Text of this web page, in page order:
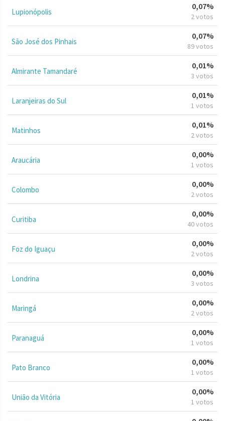
Lupionópolis
0,07%
2 votos
São José dos Pinhais
0,07%
89 votos
Almirante Tamandaré
0,01%
3 votos
Laranjeiras do Sul
0,01%
1 votos
Matinhos
0,01%
2 votos
Araucária
0,00%
1 votos
Colombo
0,00%
2 votos
Curitiba
0,00%
40 votos
Foz do Iguaçu
0,00%
2 votos
Londrina
0,00%
3 votos
Maringá
0,00%
2 votos
Paranaguá
0,00%
1 votos
Pato Branco
0,00%
1 votos
União da Vitória
0,00%
1 votos